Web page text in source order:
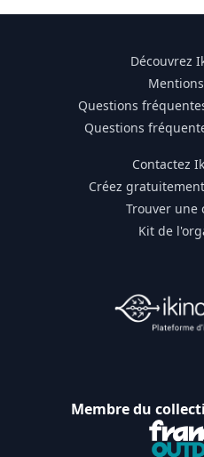
Découvrez
Questions
Questions
Contactez
Créez
Trouver une
Kit de
Membre du